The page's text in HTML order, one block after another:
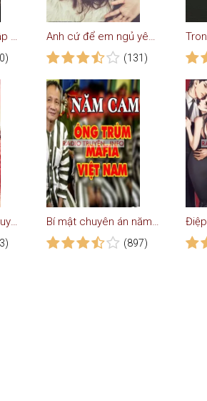
Rèn Nghị Lực Để Lập Thân - Truyện Audio Hay Anh cứ để em ngủ yên nhé
(131)
Hôn Nhân 88 Tỷ - Truyện Ngôn Tình Bí mật chuyên án năm cam
(897)